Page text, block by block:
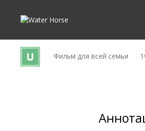
B2B Фильм для всей семьи